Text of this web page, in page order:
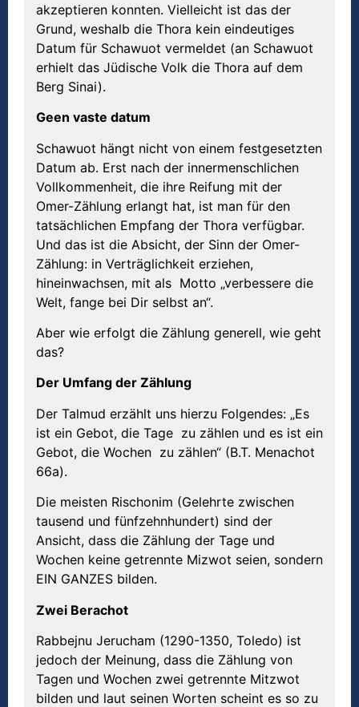
akzeptieren konnten. Vielleicht ist das der
Grund, weshalb die Thora kein eindeutiges
Datum für Schawuot vermeldet (an Schawuot
erhielt das Jüdische Volk die Thora auf dem
Berg Sinai).
Geen vaste datum
Schawuot hängt nicht von einem festgesetzten
Datum ab. Erst nach der innermenschlichen
Vollkommenheit, die ihre Reifung mit der
Omer-Zählung erlangt hat, ist man für den
tatsächlichen Empfang der Thora verfügbar.
Und das ist die Absicht, der Sinn der Omer-
Zählung: in Verträglichkeit erziehen,
hineinwachsen, mit als Motto „verbessere die
Welt, fange bei Dir selbst an“.
Aber wie erfolgt die Zählung generell, wie geht
das?
Der Umfang der Zählung
Der Talmud erzählt uns hierzu Folgendes: „Es
ist ein Gebot, die Tage zu zählen und es ist ein
Gebot, die Wochen zu zählen“ (B.T. Menachot
66a).
Die meisten Rischonim (Gelehrte zwischen
tausend und fünfzehnhundert) sind der
Ansicht, dass die Zählung der Tage und
Wochen keine getrennte Mizwot seien, sondern
EIN GANZES bilden.
Zwei Berachot
Rabbejnu Jerucham (1290-1350, Toledo) ist
jedoch der Meinung, dass die Zählung von
Tagen und Wochen zwei getrennte Mitzwot
bilden und laut seinen Worten scheint es so zu